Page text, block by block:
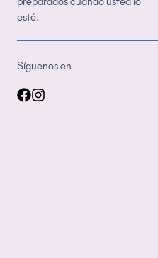
esté.
Síguenos en